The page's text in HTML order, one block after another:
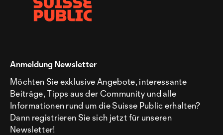
Anmeldung Newsletter
Möchten Sie exklusive Angebote, interessante
Beiträge, Tipps aus der Community und alle
Informationen rund um die Suisse Public erhalten?
Dann registrieren Sie sich jetzt für unseren
Newsletter!